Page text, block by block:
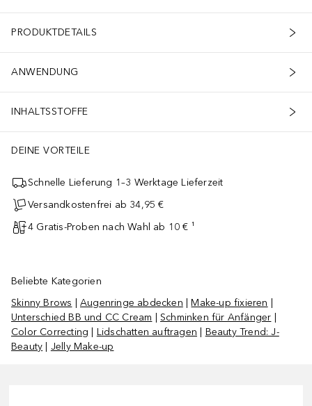
PRODUKTDETAILS
ANWENDUNG
INHALTSSTOFFE
DEINE VORTEILE
Schnelle Lieferung 1–3 Werktage Lieferzeit
Versandkostenfrei ab 34,95 €
4 Gratis-Proben nach Wahl ab 10 € ¹
Beliebte Kategorien
Skinny Brows |Augenringe abdecken |Make-up fixieren
Unterschied BB und CC Cream |Schminken für Anfänger
Color Correcting
Lidschatten auftragen
Beauty Trend: J-
Beauty
Jelly Make-up